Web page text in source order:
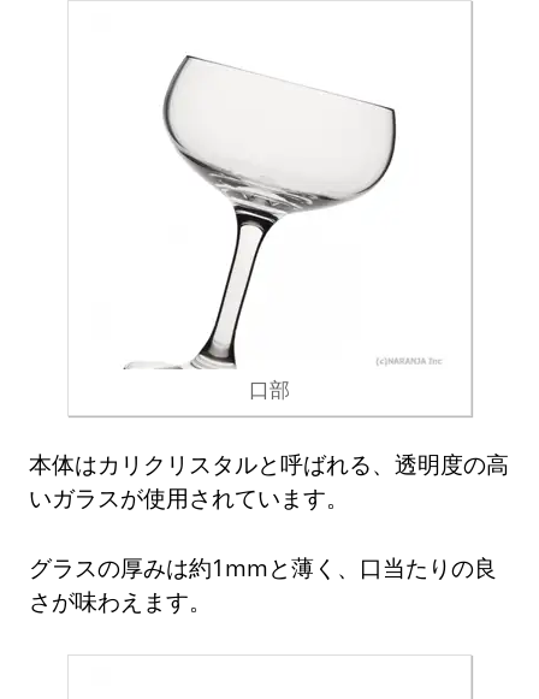
口部
本体はカリクリスタルと呼ばれる、透明度の高
いガラスが使用されています。
グラスの厚みは約1mmと薄く、口当たりの良
さが味わえます。